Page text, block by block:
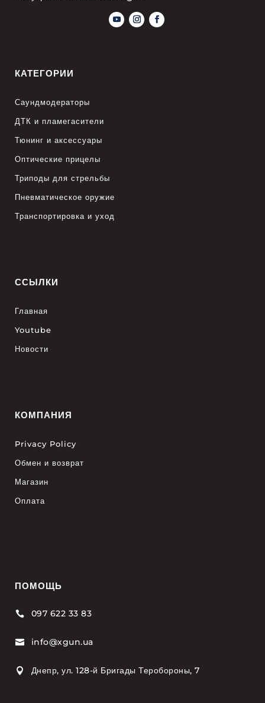
КАТЕГОРИИ
Саундмодераторы
ДТК и пламегасители
Тюнинг и аксессуары
Оптические прицелы
Триподы для стрельбы
Пневматическое оружие
Транспортировка и уход
ССЫЛКИ
Главная
Youtube
Новости
КОМПАНИЯ
Privacy Policy
Обмен и возврат
Магазин
Оплата
ПОМОЩЬ
 097 622 33 83
 info@xgun.ua
 Днепр, ул. 128-й Бригады Теробороны, 7